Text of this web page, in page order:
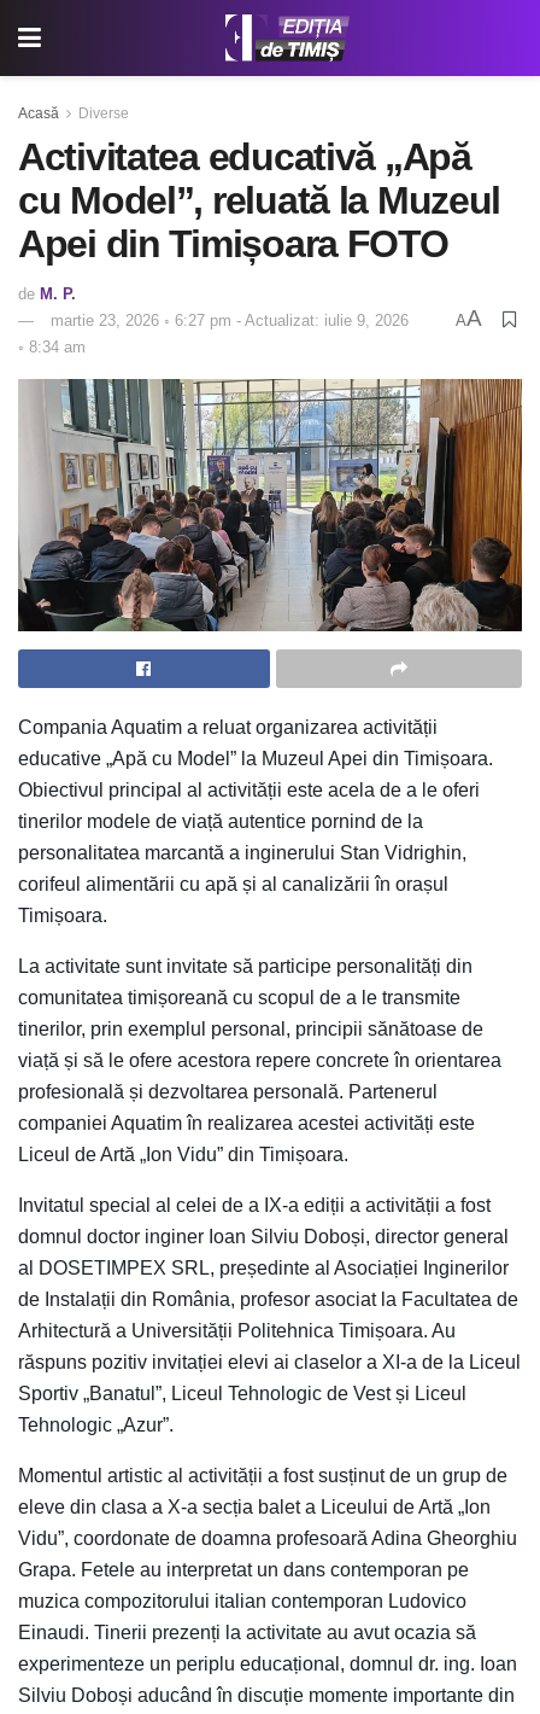
Acasă Diverse
Activitatea educativă „Apă
cu Model”, reluată la Muzeul
Apei din Timișoara FOTO
de M. P.
martie 23, 2026 ◦ 6:27 pm - Actualizat: iulie 9, 2026
◦ 8:34 am
AA
Compania Aquatim a reluat organizarea activității
educative „Apă cu Model” la Muzeul Apei din Timișoara.
Obiectivul principal al activității este acela de a le oferi
tinerilor modele de viață autentice pornind de la
personalitatea marcantă a inginerului Stan Vidrighin,
corifeul alimentării cu apă și al canalizării în orașul
Timișoara.
La activitate sunt invitate să participe personalități din
comunitatea timișoreană cu scopul de a le transmite
tinerilor, prin exemplul personal, principii sănătoase de
viață și să le ofere acestora repere concrete în orientarea
profesională și dezvoltarea personală. Partenerul
companiei Aquatim în realizarea acestei activități este
Liceul de Artă „Ion Vidu” din Timișoara.
Invitatul special al celei de a IX-a ediții a activității a fost
domnul doctor inginer Ioan Silviu Doboși, director general
al DOSETIMPEX SRL, președinte al Asociației Inginerilor
de Instalații din România, profesor asociat la Facultatea de
Arhitectură a Universității Politehnica Timișoara. Au
răspuns pozitiv invitației elevi ai claselor a XI-a de la Liceul
Sportiv „Banatul”, Liceul Tehnologic de Vest și Liceul
Tehnologic „Azur”.
Momentul artistic al activității a fost susținut de un grup de
eleve din clasa a X-a secția balet a Liceului de Artă „Ion
Vidu”, coordonate de doamna profesoară Adina Gheorghiu
Grapa. Fetele au interpretat un dans contemporan pe
muzica compozitorului italian contemporan Ludovico
Einaudi. Tinerii prezenți la activitate au avut ocazia să
experimenteze un periplu educațional, domnul dr. ing. Ioan
Silviu Doboși aducând în discuție momente importante din